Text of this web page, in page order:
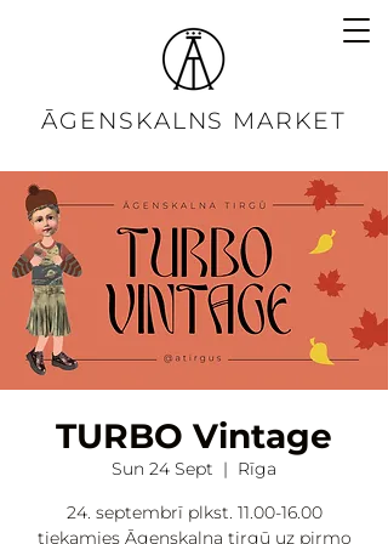
ĀGENSKALNS MARKET
TURBO Vintage
Sun 24 Sept
  |
Rīga
24. septembrī plkst. 11.00-16.00
tiekamies Āgenskalna tirgū uz pirmo